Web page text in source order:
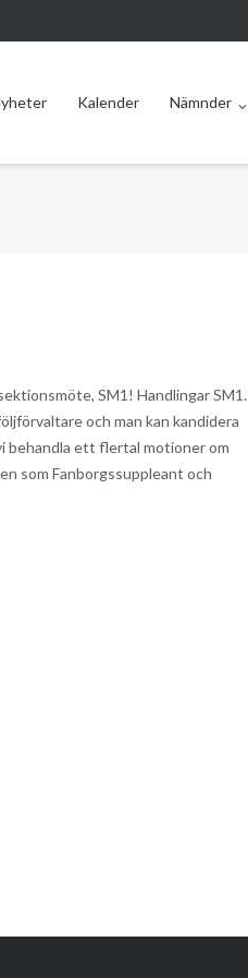
Kalender Nämnder
SM1! Handlingar SM1.
och man kan kandidera
behandla ett flertal motioner om
som Fanborgssuppleant och